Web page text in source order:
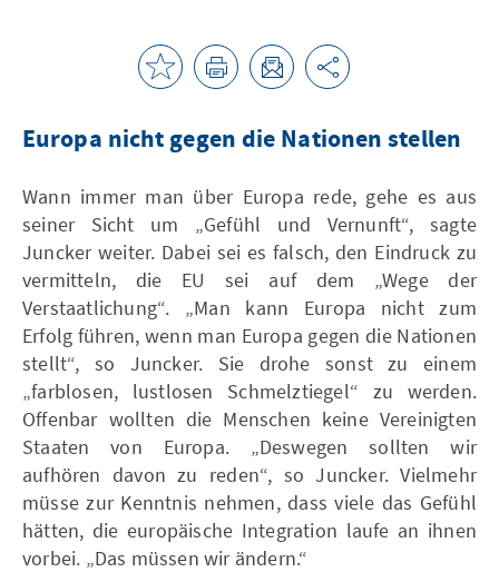
Europa nicht gegen die Nationen stellen
Wann immer man über Europa rede, gehe es aus
seiner Sicht um „Gefühl und Vernunft“, sagte
Juncker weiter. Dabei sei es falsch, den Eindruck zu
vermitteln, die EU sei auf dem „Wege der
Verstaatlichung“. „Man kann Europa nicht zum
Erfolg führen, wenn man Europa gegen die Nationen
stellt“, so Juncker. Sie drohe sonst zu einem
„farblosen, lustlosen Schmelztiegel“ zu werden.
Offenbar wollten die Menschen keine Vereinigten
Staaten von Europa. „Deswegen sollten wir
aufhören davon zu reden“, so Juncker. Vielmehr
müsse zur Kenntnis nehmen, dass viele das Gefühl
hätten, die europäische Integration laufe an ihnen
vorbei. „Das müssen wir ändern.“